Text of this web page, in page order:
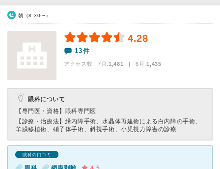
朝（8:30〜）
4.28
13件
アクセス数 7月:1,481 | 6月:1,435
眼科について
【専門医・資格】 眼科専門医
【診療・治療法】 緑内障手術、水晶体再建術による白内障の手術、
羊膜移植術、硝子体手術、斜視手術、小児視力障害の診療
眼科の口コミ